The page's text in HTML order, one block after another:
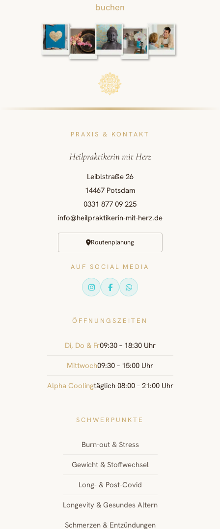
buchen
PRAXIS & KONTAKT
Heilpraktikerin mit Herz
Leiblstraße 26
14467 Potsdam
0331 877 09 225
info@heilpraktikerin-mit-herz.de
Routenplanung
AUF SOCIAL MEDIA
ÖFFNUNGSZEITEN
Di, Do & Fr09:30 – 18:30 Uhr
Mittwoch09:30 – 15:00 Uhr
Alpha Coolingtäglich 08:00 – 21:00 Uhr
SCHWERPUNKTE
Burn-out & Stress
Gewicht & Stoffwechsel
Long- & Post-Covid
Longevity & Gesundes Altern
Schmerzen & Entzündungen